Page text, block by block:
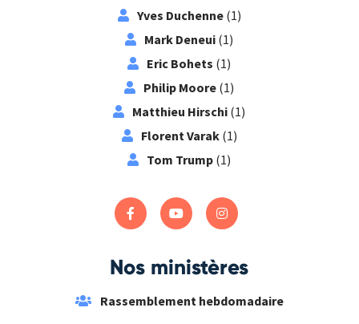
Yves Duchenne(1)
Mark Deneui (1)
Eric Bohets (1)
Philip Moore (1)
Matthieu Hirschi (1)
Florent Varak(1)
Tom Trump (1)
Nos ministères
Rassemblement hebdomadaire